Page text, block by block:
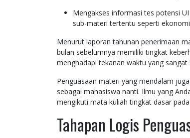
Mengakses informasi tes potensi
sub-materi tertentu seperti
Menurut laporan tahunan penerimaan
bulan sebelumnya memiliki tingkat
menghadapi tekanan waktu yang
Penguasaan materi yang mendalam
sebagai mahasiswa nanti. Ilmu yang
mengikuti mata kuliah tingkat dasar
Tahapan Logis